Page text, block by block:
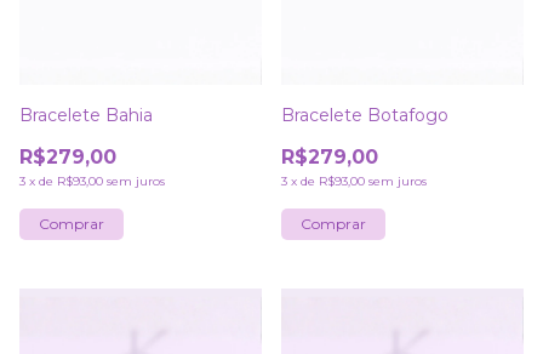
Bracelete Bahia
R$279,00
3 x de R$93,00 sem juros
Comprar
Bracelete Botafogo
R$279,00
3 x de R$93,00 sem juros
Comprar